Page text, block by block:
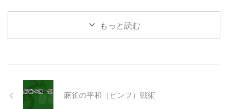
鳴かずに手を進められる場合が理
想です ...
れれ一色二順という別名もありま
す。 同種の順子 同種の順子 タ
す。 同種の順子 同種の順子
この場合、かでアガリとなります
が、でアガル場合は、同種の順子
もっと読む
麻雀の平和（ピンフ）戦術